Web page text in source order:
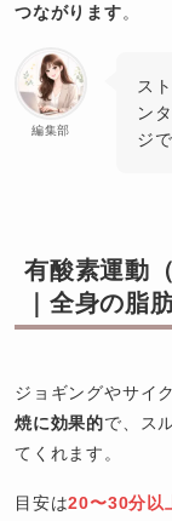
つながります。
編集部
ス
ン
ジ
有酸素運動
｜全身の脂
ジョギングやサイ
焼に効果的で、ス
てくれます。
目安は20〜30分以